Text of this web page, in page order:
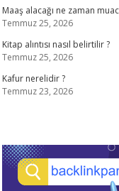
Maaş alacağı ne zaman
Temmuz 25, 2026
Kitap alıntısı nasıl belirtilir ?
Temmuz 25, 2026
Kafur nerelidir ?
Temmuz 23, 2026